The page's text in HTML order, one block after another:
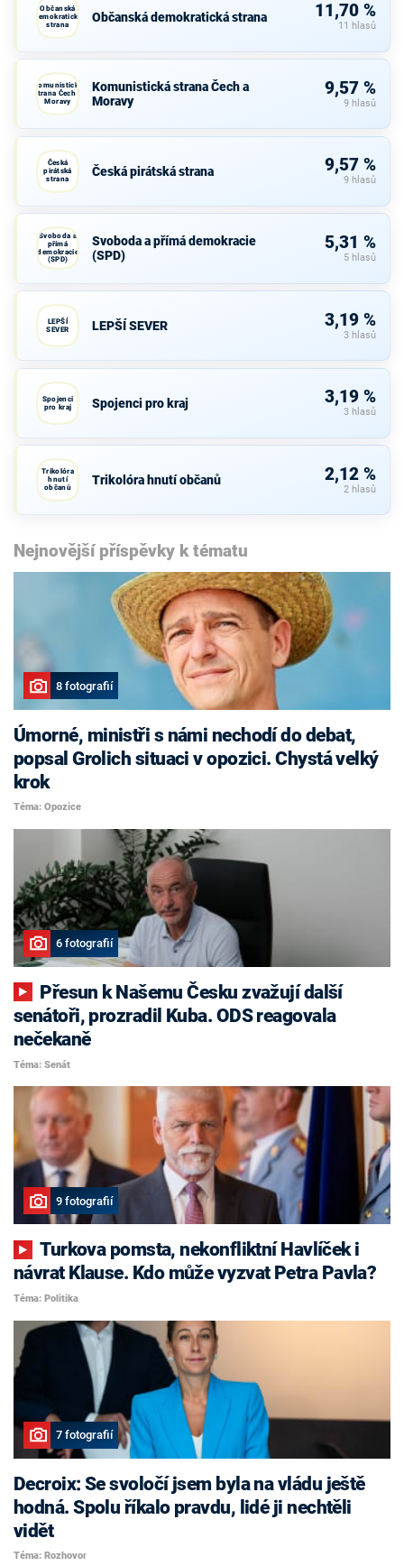
Občanská
demokratická
strana
Občanská demokratická strana 11,70 %
11 hlasů
Komunistická
strana Čech a
Moravy
Komunistická strana Čech a
Moravy
9,57 %
9 hlasů
Česká
pirátská
strana
Česká pirátská strana 9,57 %
9 hlasů
Svoboda a
přímá
demokracie
(SPD)
Svoboda a přímá demokracie
(SPD)
5,31 %
5 hlasů
LEPŠÍ
SEVER
LEPŠÍ SEVER 3,19 %
3 hlasů
Spojenci
pro kraj
Spojenci pro kraj 3,19 %
3 hlasů
Trikolóra
hnutí
občanů
Trikolóra hnutí občanů 2,12 %
2 hlasů
Nejnovější příspěvky k tématu
8 fotografií
Úmorné, ministři s námi nechodí do debat,
popsal Grolich situaci v opozici. Chystá velký
krok
Téma: Opozice
6 fotografií
senátoři, prozradil Kuba. ODS reagovala
nečekaně
Téma: Senát
9 fotografií
Turkova pomsta, nekonfliktní Havlíček i
návrat Klause. Kdo může vyzvat Petra Pavla?
Téma: Politika
7 fotografií
Decroix: Se svoločí jsem byla na vládu ještě
hodná. Spolu říkalo pravdu, lidé ji nechtěli
vidět
Téma: Rozhovor